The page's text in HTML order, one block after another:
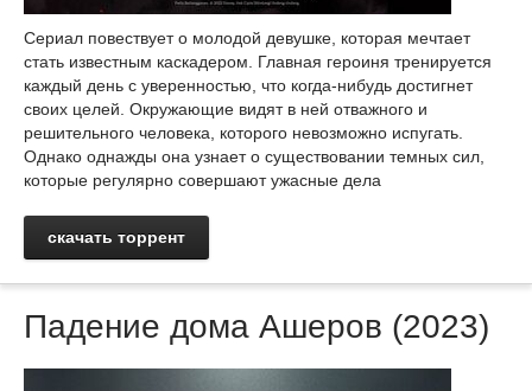
Сериал повествует о молодой девушке, которая мечтает
стать известным каскадером. Главная героиня тренируется
каждый день с уверенностью, что когда-нибудь достигнет
своих целей. Окружающие видят в ней отважного и
решительного человека, которого невозможно испугать.
Однако однажды она узнает о существовании темных сил,
которые регулярно совершают ужасные дела
скачать торрент
Падение дома Ашеров (2023)